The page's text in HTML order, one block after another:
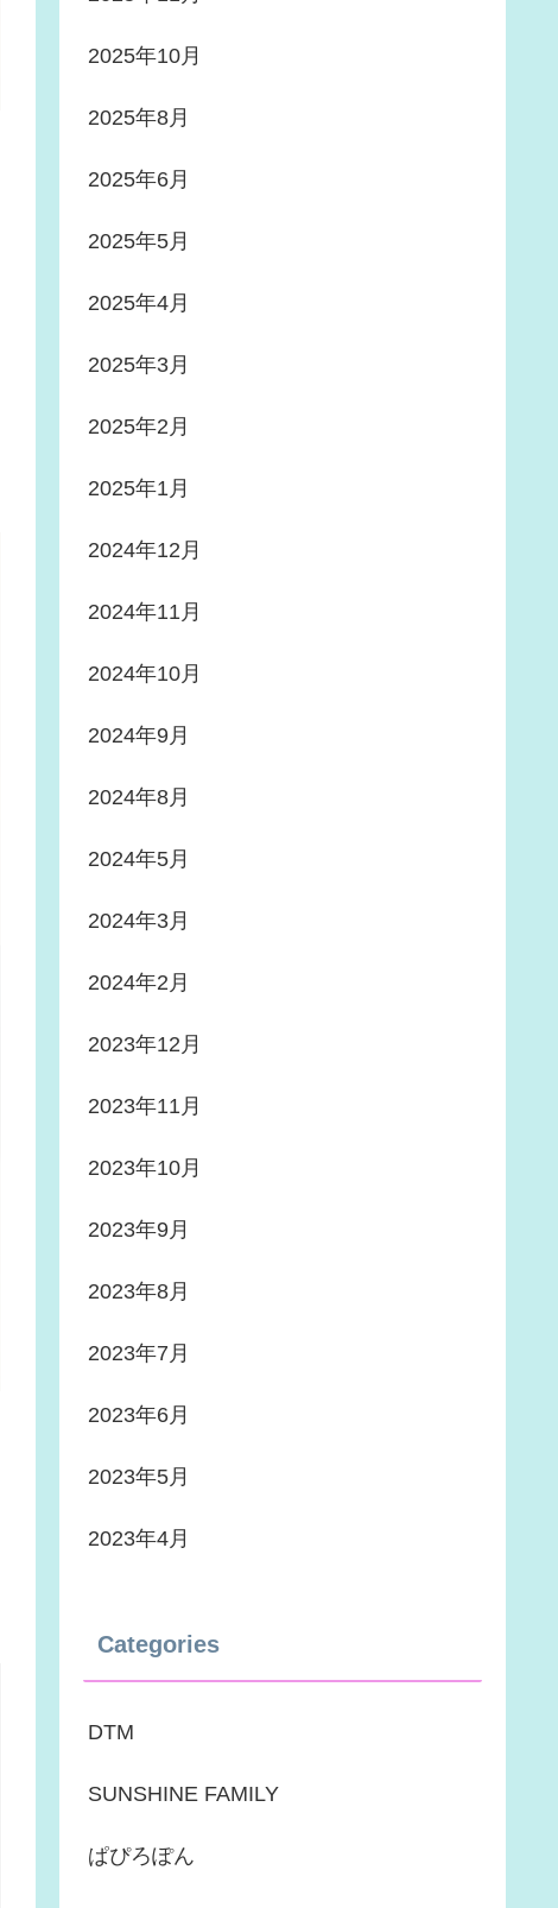
2025年10月
2025年8月
2025年6月
2025年5月
2025年4月
2025年3月
2025年2月
2025年1月
2024年12月
2024年11月
2024年10月
2024年9月
2024年8月
2024年5月
2024年3月
2024年2月
2023年12月
2023年11月
2023年10月
2023年9月
2023年8月
2023年7月
2023年6月
2023年5月
2023年4月
Categories
DTM
SUNSHINE FAMILY
ぱぴろぽん